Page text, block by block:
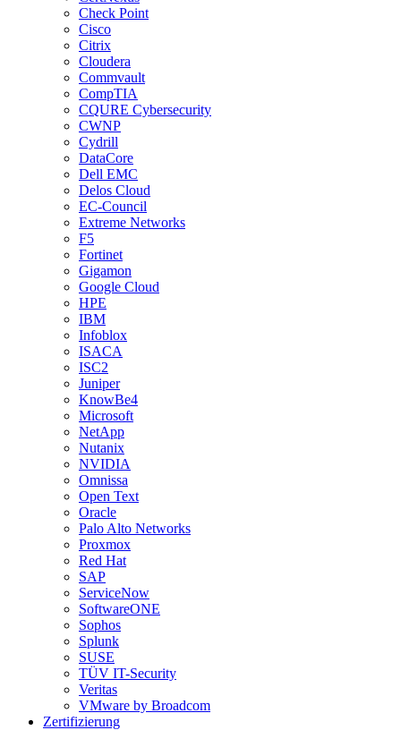
Check Point
Cisco
Citrix
Cloudera
Commvault
CompTIA
CQURE Cybersecurity
CWNP
Cydrill
DataCore
Dell EMC
Delos Cloud
EC-Council
Extreme Networks
F5
Fortinet
Gigamon
Google Cloud
HPE
IBM
Infoblox
ISACA
ISC2
Juniper
KnowBe4
Microsoft
NetApp
Nutanix
NVIDIA
Omnissa
Open Text
Oracle
Palo Alto Networks
Proxmox
Red Hat
SAP
ServiceNow
SoftwareONE
Sophos
Splunk
SUSE
TÜV IT-Security
Veritas
VMware by Broadcom
Zertifizierung